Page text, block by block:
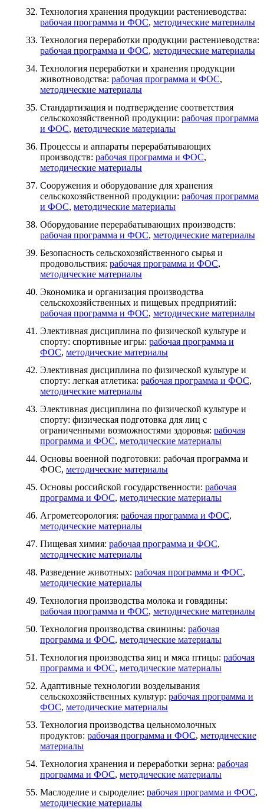
Технология хранения продукции растениеводства:
рабочая программа и ФОС, методические материалы
Технология переработки продукции растениеводства:
рабочая программа и ФОС, методические материалы
Технология переработки и хранения продукции
животноводства: рабочая программа и ФОС,
методические материалы
Стандартизация и подтверждение соответствия
сельскохозяйственной продукции: рабочая программа
и ФОС, методические материалы
Процессы и аппараты перерабатывающих
производств: рабочая программа и ФОС,
методические материалы
Сооружения и оборудование для хранения
сельскохозяйственной продукции: рабочая программа
и ФОС, методические материалы
Оборудование перерабатывающих производств:
рабочая программа и ФОС, методические материалы
Безопасность сельскохозяйственного сырья и
продовольствия: рабочая программа и ФОС,
методические материалы
Экономика и организация производства
сельскохозяйственных и пищевых предприятий:
рабочая программа и ФОС, методические материалы
Элективная дисциплина по физической культуре и
спорту: спортивные игры: рабочая программа и
ФОС, методические материалы
Элективная дисциплина по физической культуре и
спорту: легкая атлетика: рабочая программа и ФОС,
методические материалы
Элективная дисциплина по физической культуре и
спорту: физическая подготовка для лиц с
ограниченными возможностями здоровья: рабочая
программа и ФОС, методические материалы
Основы военной подготовки: рабочая программа и
ФОС, методические материалы
Основы российской государственности: рабочая
программа и ФОС, методические материалы
Агрометеорология: рабочая программа и ФОС,
методические материалы
Пищевая химия: рабочая программа и ФОС,
методические материалы
Разведение животных: рабочая программа и ФОС,
методические материалы
Технология производства молока и говядины:
рабочая программа и ФОС, методические материалы
Технология производства свинины: рабочая
программа и ФОС, методические материалы
Технология производства яиц и мяса птицы: рабочая
программа и ФОС, методические материалы
Адаптивные технологии возделывания
сельскохозяйственных культур: рабочая программа и
ФОС, методические материалы
Технология производства цельномолочных
продуктов: рабочая программа и ФОС, методические
материалы
Технология хранения и переработки зерна: рабочая
программа и ФОС, методические материалы
Маслоделие и сыроделие: рабочая программа и ФОС,
методические материалы